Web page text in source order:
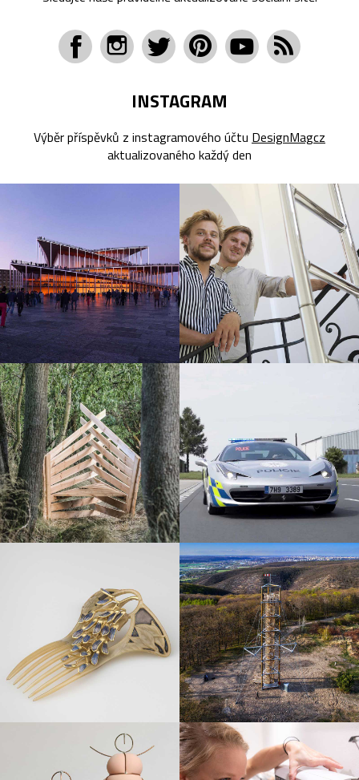
INSTAGRAM
Výběr příspěvků z instagramového účtu DesignMagcz
aktualizovaného každý den